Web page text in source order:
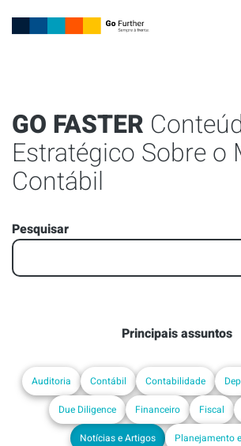
GO FASTER
Estratégico Sobre o
Contábil
Pesquisar
Principais assuntos
Auditoria Contábil Contabilidade
Due Diligence
Financeiro Fiscal
Notícias e Artigos
Planejamento